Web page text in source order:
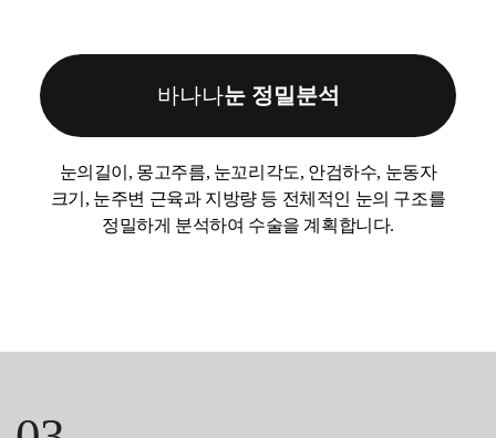
바나나눈 정밀분석
눈의길이, 몽고주름, 눈꼬리각도, 안검하수, 눈동자
크기, 눈주변 근육과 지방량 등 전체적인 눈의 구조를
정밀하게 분석하여 수술을 계획합니다.